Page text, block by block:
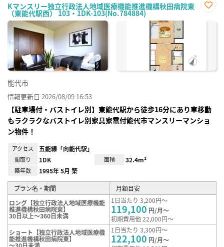
Kマンスリー独立行政法人地域医療機能推進機構秋田病院東
（東能代駅西） 103・1DK-103(No.784884)
に入
能代市
情報更新日 2026/08/09 16:53
【駐車場付・バストイレ別】東能代駅から徒歩16分にあり車移動
もラクラクなバストイレ別家具家電付能代市マンスリーマンショ
ン物件！
アクセス 五能線「向能代駅」
間取り 1DK 面積 32.4m²
築年数 1995年 5月 築
プラン名・期間
月額目安
ロング【独立行政法人地域医療機能
推進機構秋田病院東】
30日以上～360日未満
1日当たり 3,200円～
119,100 円/月～
初期費用他 22,000円～
ショート【独立行政法人地域医療機
能推進機構秋田病院東】
～30日未満
1日当たり 3,300円～
122,100 円/月～